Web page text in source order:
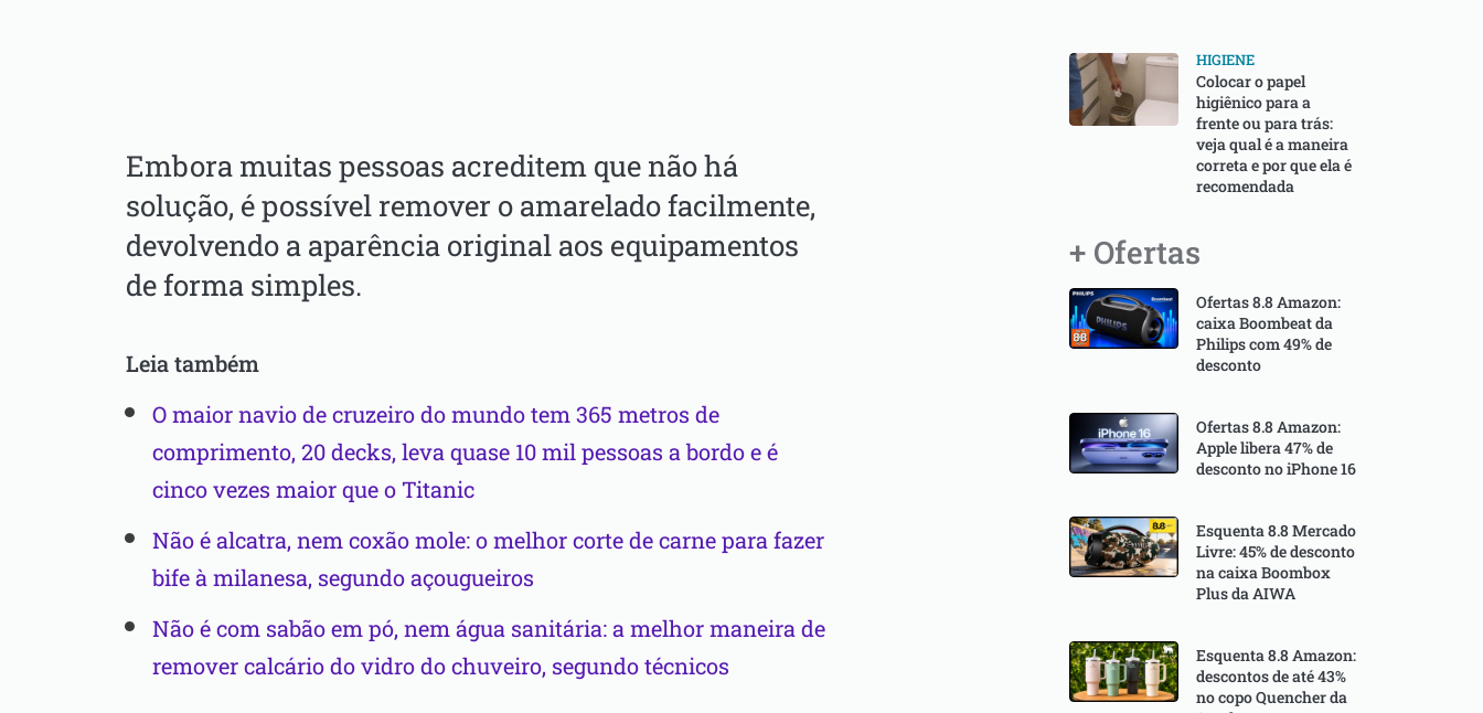
Embora muitas pessoas acreditem que não há
solução, é possível remover o amarelado facilmente,
devolvendo a aparência original aos equipamentos
de forma simples.
Leia também
O maior navio de cruzeiro do mundo tem 365 metros de
comprimento, 20 decks, leva quase 10 mil pessoas a bordo e é
cinco vezes maior que o Titanic
Não é alcatra, nem coxão mole: o melhor corte de carne para fazer
bife à milanesa, segundo açougueiros
Não é com sabão em pó, nem água sanitária: a melhor maneira de
remover calcário do vidro do chuveiro, segundo técnicos
HIGIENE
Colocar o papel
higiênico para a
frente ou para trás:
veja qual é a maneira
correta e por que ela é
recomendada
+ Ofertas
Ofertas 8.8 Amazon:
caixa Boombeat da
Philips com 49% de
desconto
Ofertas 8.8 Amazon:
Apple libera 47% de
desconto no iPhone 16
Esquenta 8.8 Mercado
Livre: 45% de desconto
na caixa Boombox
Plus da AIWA
Esquenta 8.8 Amazon:
descontos de até 43%
no copo Quencher da